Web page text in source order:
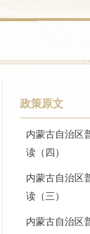
政策原文
内蒙古自治区
读（四）
内蒙古自治区
读（三）
内蒙古自治区